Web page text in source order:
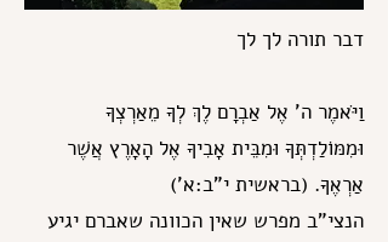
דבר תורה לך לך
וַיֹּאמֶר ה' אֶל אַבְרָם לֶךְ לְךָ מֵאַרְצְךָ
וּמִמּוֹלַדְתְּךָ וּמִבֵּית אָבִיךָ אֶל הָאָרֶץ אֲשֶׁר
אַרְאֶךָּ. (בראשית י"ב:א')
הנצי"ב מפרש שאין הכוונה שאברם יגיע